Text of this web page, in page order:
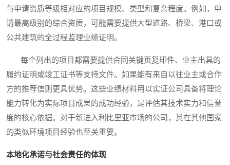
与申请资质等级相对应的项目规模、类型和复杂程度。例如，申
请最高级别的综合资质，可能需要提供大型道路、桥梁、港口或
公共建筑的全过程监理业绩证明。
每个列出的项目都需要提供合同关键页复印件、业主出具的
履约证明或竣工证书等支持文件。如果能有来自以往业主或合作
方的推荐信则更具优势。这些业绩材料用以实证公司具备将理论
能力转化为实际项目成果的成功经验，是评估其技术实力和信誉
度的核心依据。对于新进入利比里亚市场的公司，其在其他国家
的类似环境项目经验也至关重要。
本地化承诺与社会责任的体现